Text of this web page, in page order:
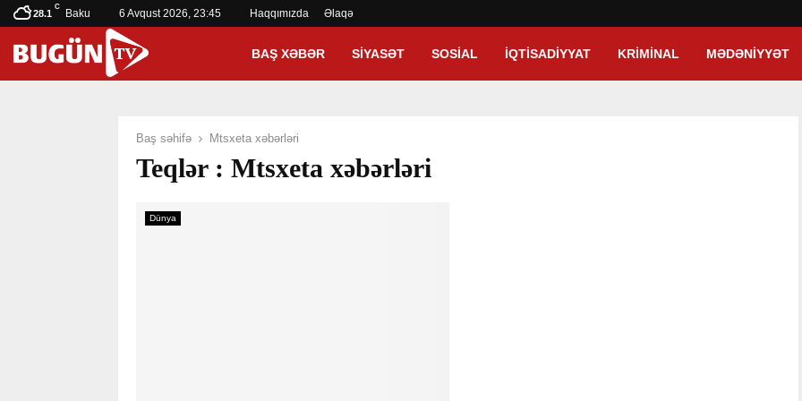
28.1
C
Baku 6 Avqust 2026, 23:45 Haqqımızda Əlaqə
BAŞ XƏBƏR SIYASƏT SOSIAL İQTISADIYYAT KRIMINAL MƏDƏNIYYƏT
Baş səhifə Mtsxeta xəbərləri
Teqlər : Mtsxeta xəbərləri
Dünya